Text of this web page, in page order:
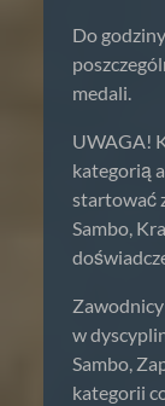
Do
medali.
UWAGA!
kategorią
startować
Sambo,
w
Sambo,
kategorii